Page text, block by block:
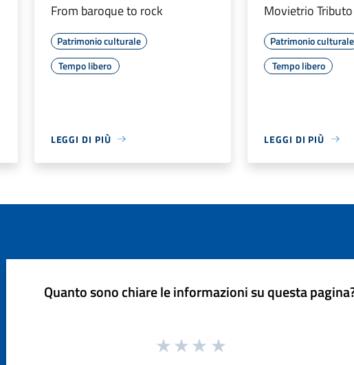
From baroque to rock
Patrimonio culturale
Tempo libero
LEGGI DI PIÙ
Movietrio
Patrimonio culturale
Tempo libero
LEGGI DI PIÙ
Quanto sono chiare le informazioni su questa